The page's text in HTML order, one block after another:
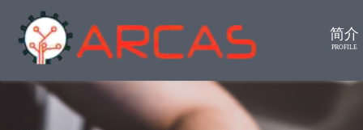
简介
PROFILE